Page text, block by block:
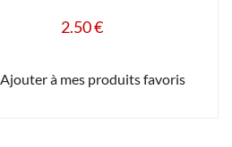
2.50€
Ajouter à mes produits favoris